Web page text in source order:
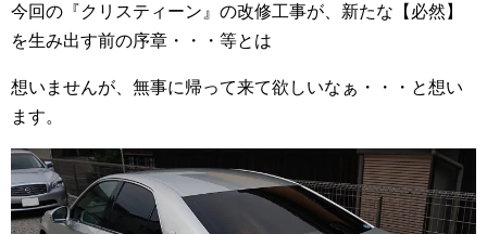
今回の『クリスティーン』の改修工事が、新たな【必然】
を生み出す前の序章・・・等とは
想いませんが、無事に帰って来て欲しいなぁ・・・と想い
ます。